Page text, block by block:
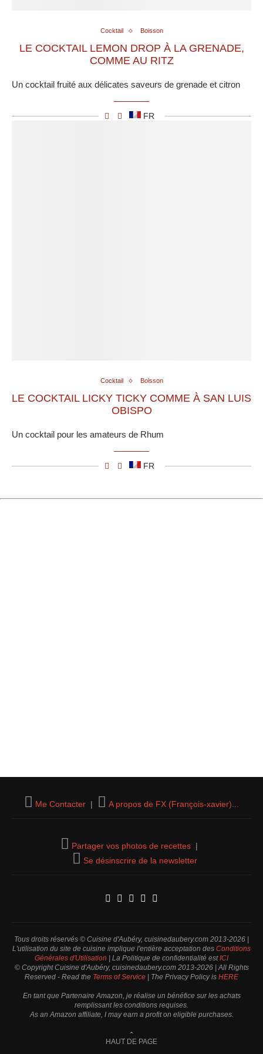
Cocktail Boisson
LE COCKTAIL LEMON DROP À LA GRENADE,
COMME AU RITZ
Un cocktail fruité aux délicates saveurs de grenade et citron
FR
Cocktail Boisson
LE COCKTAIL LICKY TICKY COMME À SAN LUIS
OBISPO
Un cocktail pour les amateurs de Rhum
FR
Me Contacter | A propos de FX (François-xavier)...
Partager vos photos de recettes |
Se désinscrire de la newsletter
Tous droits réservés © Cuisine d'Aubéry, cuisinedaubery.com 2013-2026 |
L'utilisation du site de cuisine implique l'entière acceptation des Conditions
Générales d'Utilisation | La Politique de confidentialité estICI
© Copyright Cuisine d'Aubéry, cuisinedaubery.com 2013-2026 | All Rights
Reserved - Read the Terms of Service | The Privacy Policy is HERE
En tant que Partenaire Amazon, je réalise un bénéfice sur les achats
remplissant les conditions requises.
As an Amazon affiliate, I may earn a profit on eligible purchases.
⌃
HAUT DE PAGE